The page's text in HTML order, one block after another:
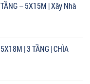
– 5X15M | Xây Nhà
| 3 TẦNG | CHÌA